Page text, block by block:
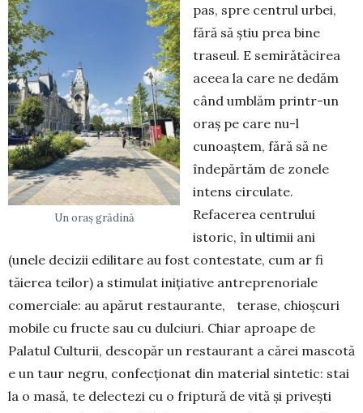
Un oraș grădină
pas, spre centrul urbei,
fără să știu prea bine
traseul. E semirătăcirea
aceea la care ne dedăm
când umblăm printr-un
oraș pe care nu-l
cunoaștem, fără să ne
îndepărtăm de zonele
intens circulate.
Refacerea centrului
istoric, în ultimii ani
(unele decizii edilitare au fost contestate, cum ar fi
tăierea teilor) a stimulat inițiative antreprenoriale
comerciale: au apărut restaurante, terase, chioșcuri
mobile cu fructe sau cu dulciuri. Chiar aproape de
Palatul Culturii, descopăr un restaurant a cărei mascotă
e un taur negru, confecționat din material sintetic: stai
la o masă, te delectezi cu o friptură de vită și privești